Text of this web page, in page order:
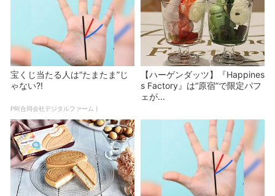
宝くじ当たる人は“たまたま”じ
ゃない?!
PR(合同会社デジタルファーム )
【ハーゲンダッツ】『Happines
s Factory』は“原宿”で限定パフ
ェが...